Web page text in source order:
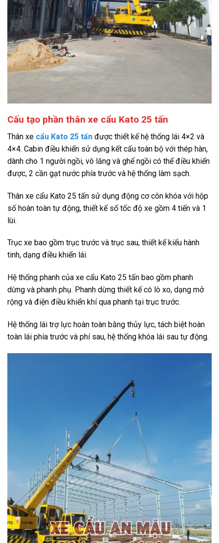
Cấu tạo phần thân xe cẩu Kato 25 tấn
Thân xe cẩu Kato 25 tấn được thiết kế hệ thống lái 4×2 và
4×4. Cabin điều khiển sử dụng kết cấu toàn bộ với thép hàn,
dành cho 1 người ngồi, vô lăng và ghế ngồi có thể điều khiển
được, 2 cần gạt nước phía trước và hệ thống làm sạch.
Thân xe cẩu Kato 25 tấn sử dụng động cơ côn khóa với hộp
số hoàn toàn tự động, thiết kế số tốc độ xe gồm 4 tiến và 1
lùi.
Trục xe bao gồm trục trước và trục sau, thiết kế kiểu hành
tinh, dạng điều khiển lái.
Hệ thống phanh của xe cẩu Kato 25 tấn bao gồm phanh
dừng và phanh phụ. Phanh dừng thiết kế có lò xo, dạng mở
rộng và điện điều khiển khí qua phanh tại trục trước.
Hệ thống lái trợ lực hoàn toàn bằng thủy lực, tách biệt hoàn
toàn lái phía trước và phí sau, hệ thống khóa lái sau tự động.